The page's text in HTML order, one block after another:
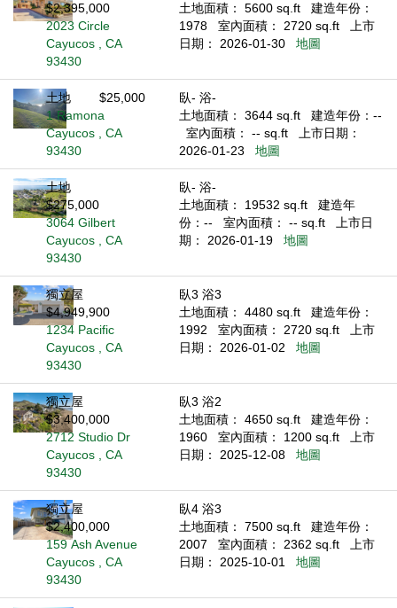
$2,395,000
2023 Circle
Cayucos , CA
93430
土地面積： 5600 sq.ft
建造年份：
1978
室內面積： 2720 sq.ft
上市
日期： 2026-01-30
地圖
土地
$25,000
1 Ramona
Cayucos , CA
93430
臥- 浴-
土地面積： 3644 sq.ft
建造年份：--
室內面積： -- sq.ft
上市日期：
2026-01-23
地圖
土地
$275,000
3064 Gilbert
Cayucos , CA
93430
臥- 浴-
土地面積： 19532 sq.ft
建造年
份：--
室內面積： -- sq.ft
上市日
期： 2026-01-19
地圖
獨立屋
$4,949,900
1234 Pacific
Cayucos , CA
93430
臥3 浴3
土地面積： 4480 sq.ft
建造年份：
1992
室內面積： 2720 sq.ft
上市
日期： 2026-01-02
地圖
獨立屋
$3,400,000
2712 Studio Dr
Cayucos , CA
93430
臥3 浴2
土地面積： 4650 sq.ft
建造年份：
1960
室內面積： 1200 sq.ft
上市
日期： 2025-12-08
地圖
獨立屋
$2,400,000
159 Ash Avenue
Cayucos , CA
93430
臥4 浴3
土地面積： 7500 sq.ft
建造年份：
2007
室內面積： 2362 sq.ft
上市
日期： 2025-10-01
地圖